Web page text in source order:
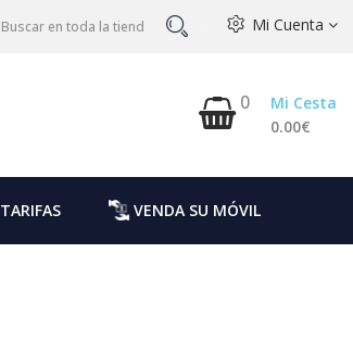
Mi Cuenta
0
Mi Cesta
0.00€
TARIFAS VENDA SU MÓVIL